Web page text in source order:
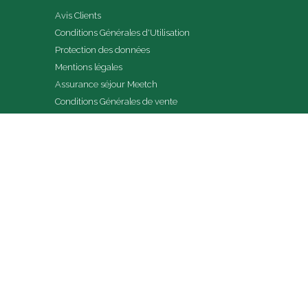
Avis Clients
Conditions Générales d'Utilisation
Protection des données
Mentions légales
Assurance séjour Meetch
Conditions Générales de vente